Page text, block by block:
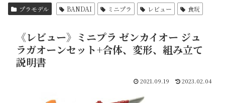
プラモデル BANDAI ミニプラ レビュー 食玩
《レビュー》ミニプラ ゼンカイオー ジュ
ラガオーンセット+合体、変形、組み立て
説明書
2021.09.19 2023.02.04